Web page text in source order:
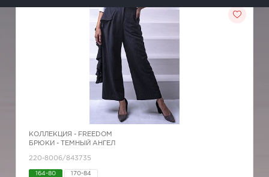
КОЛЛЕКЦИЯ - FREEDOM
БРЮКИ - ТЕМНЫЙ АНГЕЛ
220-8006/843735
164-80 170-84